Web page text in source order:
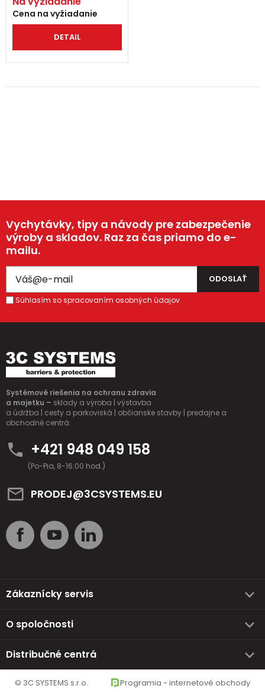
Cena na vyžiadanie
DETAIL
Vychytávky, tipy a návody pre zabezpečenie
výroby a skladov. Raz za čas priamo do e-
mailu.
Súhlasím so spracovaním osobných údajov.
Systémové riešenia na ochranu zdravia
a majetku – sklady a výroba | výstavba
a údržba | cesty a parkoviská | občianske stavby | predajne a
obchodné centrá.
+421 948 049 158
(Po-Pia, 8-16:00 hod.)
PRODEJ@3CSYSTEMS.EU
Zákaznícky servis
O spoločnosti
Distribučné centrá
© 3C SYSTEMS s.r.o. Programia - internetové obchody